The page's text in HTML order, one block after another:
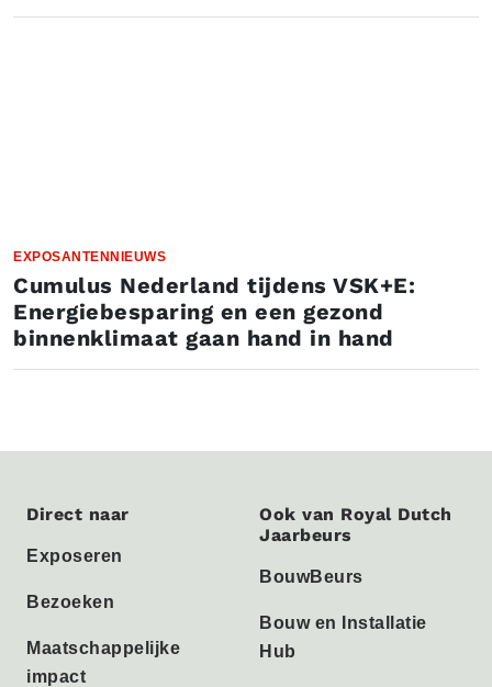
EXPOSANTENNIEUWS
Cumulus Nederland tijdens VSK+E:
Energiebesparing en een gezond
binnenklimaat gaan hand in hand
Direct naar
Exposeren
Bezoeken
Maatschappelijke
impact
Ook van Royal Dutch
Jaarbeurs
BouwBeurs
Bouw en Installatie
Hub